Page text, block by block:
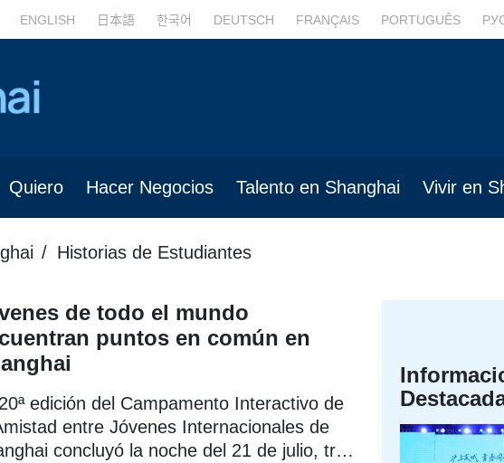
ENGLISH 日本語 한국어 DEUTSCH FRANÇAIS PORTUGUÊS
Quiero Hacer Negocios Talento en Shanghai Vivir en
Historias de Estudiantes
de todo el mundo
puntos en común en
edición del Campamento Interactivo de
entre Jóvenes Internacionales de
concluyó la noche del 21 de julio, tras